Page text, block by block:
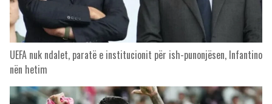
UEFA nuk ndalet, paratë e institucionit për ish-punonjësen, Infantino
nën hetim